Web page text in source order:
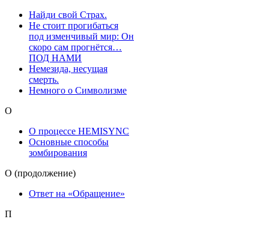
Найди свой Страх.
Не стоит прогибаться
под изменчивый мир: Он
скоро сам прогнётся…
ПОД НАМИ
Немезида, несущая
смерть.
Немного о Символизме
О
О процессе HEMISYNC
Основные способы
зомбирования
О (продолжение)
Ответ на «Обращение»
П